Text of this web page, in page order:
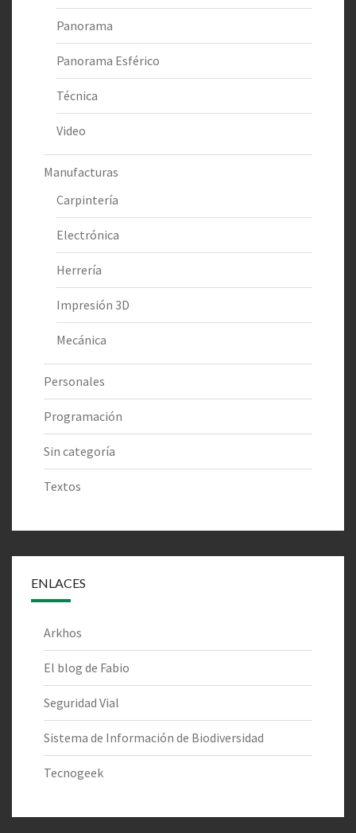
Panorama
Panorama Esférico
Técnica
Video
Manufacturas
Carpintería
Electrónica
Herrería
Impresión 3D
Mecánica
Personales
Programación
Sin categoría
Textos
ENLACES
Arkhos
El blog de Fabio
Seguridad Vial
Sistema de Información de Biodiversidad
Tecnogeek